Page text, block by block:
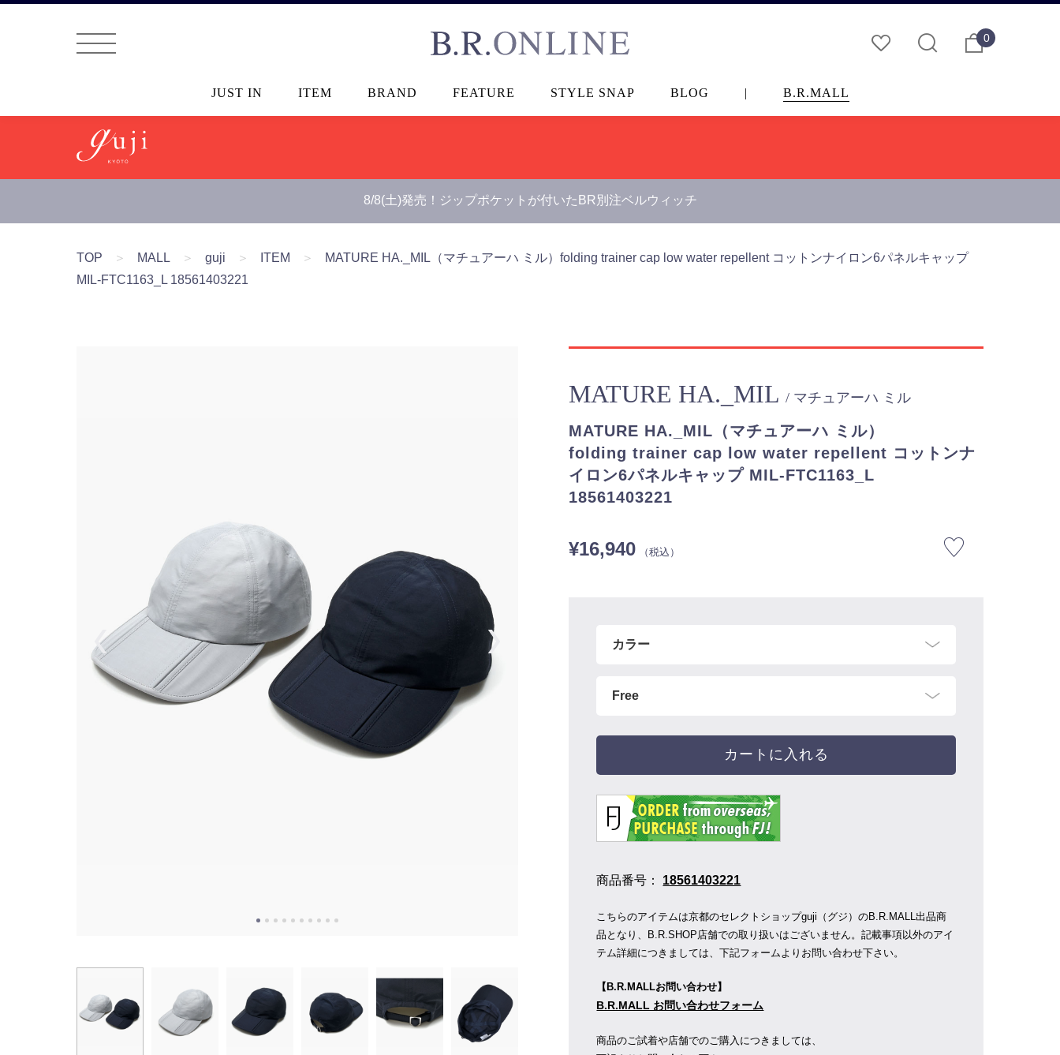
0
JUST IN ITEM BRAND FEATURE STYLE SNAP BLOG | B.R.MALL
8/8(土)発売！ジップポケットが付いたBR別注ベルウィッチ
TOP ＞ MALL ＞ guji ＞ ITEM ＞ MATURE HA._MIL（マチュアーハ ミル） folding trainer cap low water repellent コットンナイロン6パネルキャップ
MIL-FTC1163_L 18561403221
MATURE HA._MIL/ マチュアーハ ミル
MATURE HA._MIL（マチュアーハ ミル）
folding trainer cap low water repellent コットンナ
イロン6パネルキャップ MIL-FTC1163_L
18561403221
¥16,940 （税込）
カートに入れる
商品番号： 18561403221
こちらのアイテムは京都のセレクトショップguji（グジ）のB.R.MALL出品商
品となり、B.R.SHOP店舗での取り扱いはございません。記載事項以外のアイ
テム詳細につきましては、下記フォームよりお問い合わせ下さい。
【B.R.MALLお問い合わせ】
B.R.MALL お問い合わせフォーム
商品のご試着や店舗でのご購入につきましては、